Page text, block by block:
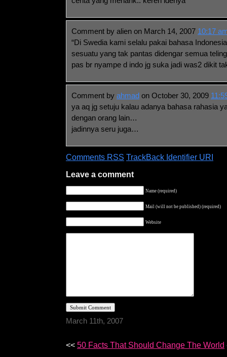
Comment by alien on March 14, 2007 10:17
“Di Swedia kami selalu pakai bahasa
sesuatu yang tak pantas didengar semua
pas br nyampe d indo jg suka jadi was2 dikit
Comment by ahmad on October 30, 2009
ya aq jg setuju kalau adanya bahasa rahasia
dengan orang lain…
jadinnya seru juga…
Comments RSS TrackBack Identifier URI
Leave a comment
Name (required)
Mail (will not be published) (required)
Website
March 11th, 2007
<< 50 Facts That Should Change The World